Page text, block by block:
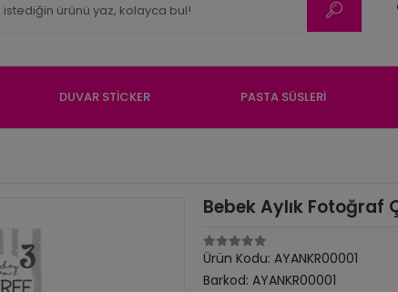
DUVAR STİCKER PASTA SÜSLERİ
Bebek Aylık Fotoğraf
Ürün Kodu: AYANKR00001
Barkod: AYANKR00001